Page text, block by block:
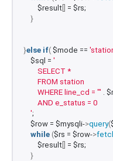
        $result
= $rs;
}
}else if( $mode ==
    $sql =
'
        SELECT *
        FROM station
        WHERE line_cd = "'
.
        AND e_status = 0
    '
;
    $row = $mysqli-
>query(
while ($rs = $row->
        $result
= $rs;
}